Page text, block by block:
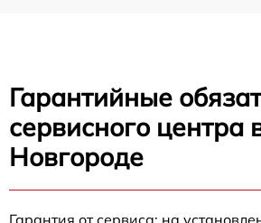
Гарантийные
сервисного
Новгороде
Гарантия от сервиса: на